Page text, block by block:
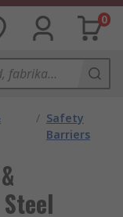
0
/ Safety
Barriers